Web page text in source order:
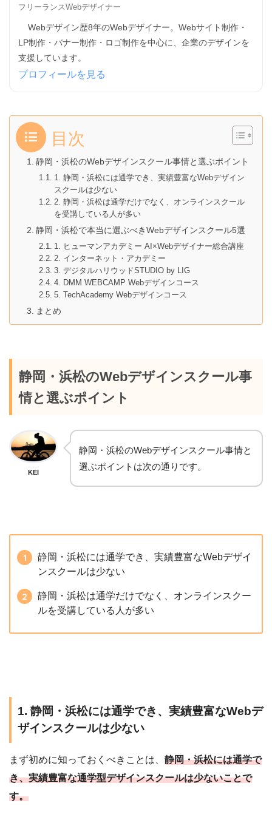
フリーランスWebデザイナー
Webデザイン歴8年のWebデザイナー。Webサイト制作・
LP制作・バナー制作・ロゴ制作を中心に、企業のデザインを
支援しています。
プロフィールを見る
目次
静岡・浜松のWebデザインスクール事情と選ぶポイント
1. 静岡・浜松には通学でき、実績豊富なWebデザイン
スクールは少ない
2. 静岡・浜松は通学だけでなく、オンラインスクール
を受講している人が多い
静岡・浜松で本当に選ぶべきWebデザインスクール5選
1. ヒューマンアカデミー AI×Webデザイナー総合講座
2. インターネット・アカデミー
3. デジタルハリウッドSTUDIO by LIG
4. DMM WEBCAMP Webデザインコース
5. TechAcademy Webデザインコース
まとめ
静岡・浜松のWebデザインスクール事
情と選ぶポイント
KEI
静岡・浜松のWebデザインスクール事情と
選ぶポイントは次の通りです。
静岡・浜松には通学でき、実績豊富なWebデザイ
ンスクールは少ない
静岡・浜松は通学だけでなく、オンラインスクー
ルを受講している人が多い
1. 静岡・浜松には通学でき、実績豊富なWebデ
ザインスクールは少ない
まず初めに知っておくべきことは、 静岡・浜松には通学で
き、実績豊富な通学型デザインスクールは少ないことで
す。